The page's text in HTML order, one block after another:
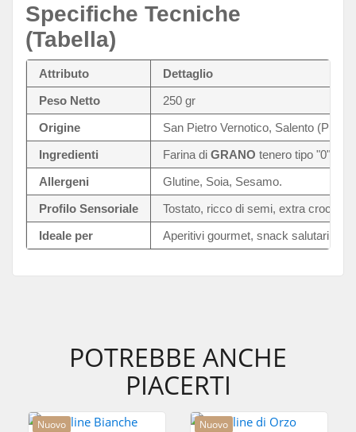
Specifiche Tecniche
(Tabella)
Attributo
Dettaglio
Peso Netto
250 gr
Origine
San Pietro Vernotico, Salento (Puglia)
Ingredienti
Farina di GRANO tenero tipo "0",
Allergeni
Glutine, Soia, Sesamo.
Profilo Sensoriale
Tostato, ricco di semi, extra
Ideale per
Aperitivi gourmet, snack salutari,
POTREBBE ANCHE
PIACERTI
Nuovo Nuovo